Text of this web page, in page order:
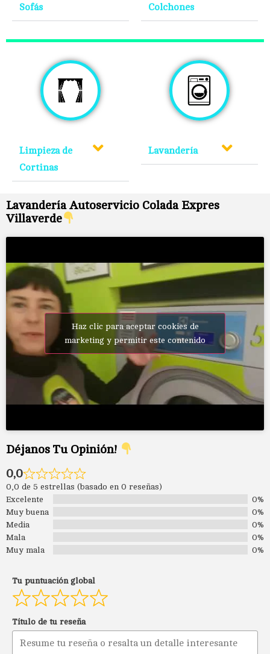
Sofás
Colchones
Limpieza de
Cortinas
Lavandería
Lavandería Autoservicio Colada Expres
Villaverde
Haz clic para aceptar cookies de
marketing y permitir este contenido
Déjanos Tu Opinión!
0,0
0,0 de 5 estrellas (basado en 0 reseñas)
Excelente
0%
Muy buena
0%
Media
0%
Mala
0%
Muy mala
0%
Tu puntuación global
Título de tu reseña